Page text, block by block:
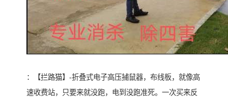
：【拦路猫】-折叠式电子高压捕鼠器，布线板，就像高
速收费站，只要来就没跑，电到没跑准死。一次买来反